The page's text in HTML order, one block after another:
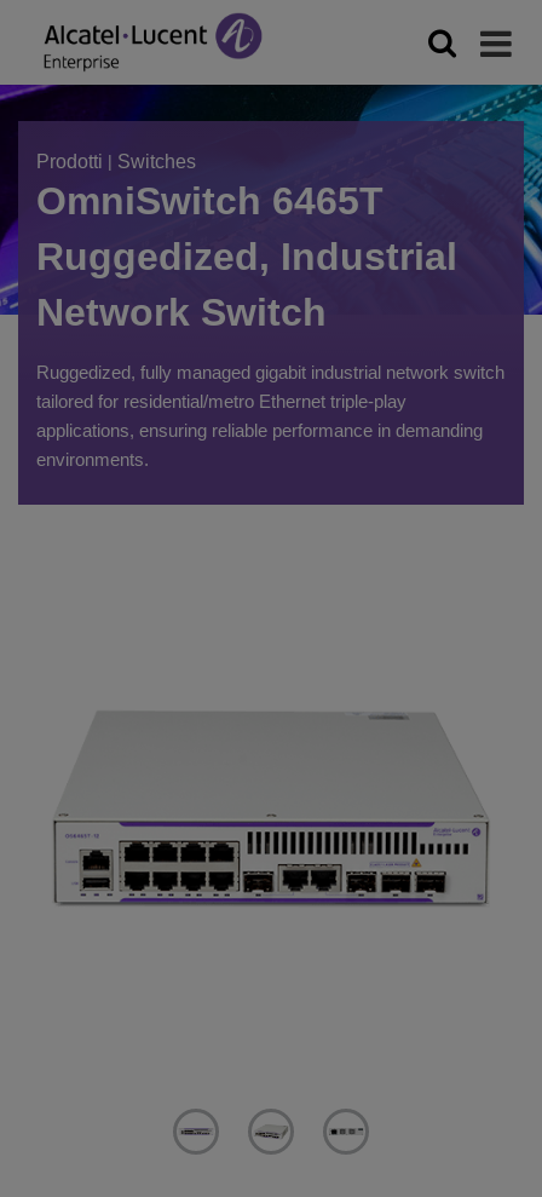
Prodotti | Switches
OmniSwitch 6465T
Ruggedized, Industrial
Network Switch
Ruggedized, fully managed gigabit industrial network switch
tailored for residential/metro Ethernet triple-play
applications, ensuring reliable performance in demanding
environments.